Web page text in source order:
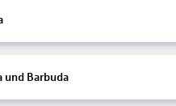
und Barbuda